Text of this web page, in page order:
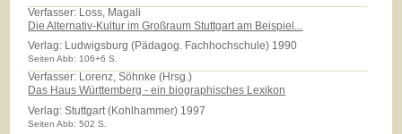
Verfasser: Loss, Magali
Die Alternativ-Kultur im Großraum Stuttgart am Beispiel...
Verlag: Ludwigsburg (Pädagog. Fachhochschule) 1990
Seiten Abb: 106+6 S.
Verfasser: Lorenz, Söhnke (Hrsg.)
Das Haus Württemberg - ein biographisches Lexikon
Verlag:Stuttgart (Kohlhammer) 1997
Seiten Abb: 502 S.